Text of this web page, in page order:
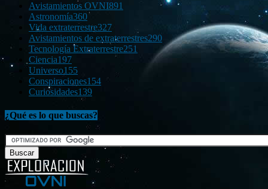
Avistamientos OVNI891
Astronomía360
Vida extraterrestre327
Avistamientos de extraterrestres290
Tecnología Extraterrestre251
Ciencia197
Universo155
Conspiraciones154
Curiosidades139
¿Qué es lo que buscas?